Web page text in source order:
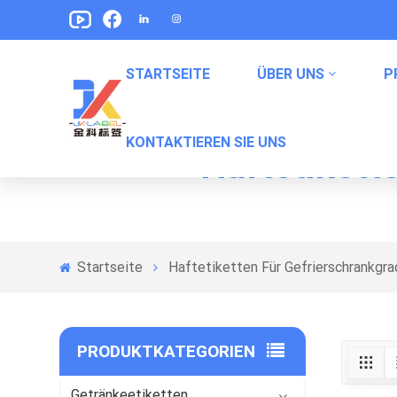
STARTSEITE ÜBER UNS
KONTAKTIEREN SIE UNS
Startseite Haftetiketten Für
PRODUKTKATEGORIEN